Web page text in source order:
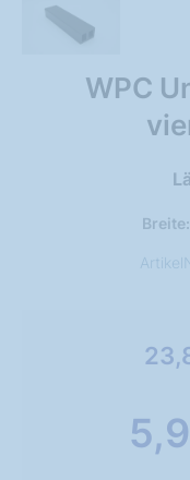
WPC
Breite: